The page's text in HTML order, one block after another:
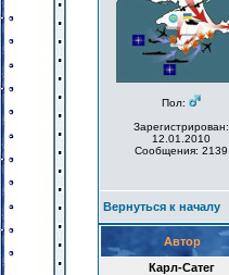
Пол:
Зарегистрирован:
12.01.2010
Сообщения: 2139
Вернуться к началу
Автор
Карл-Сатег